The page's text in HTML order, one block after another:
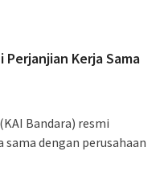
Kerja Sama
Bandara) resmi
dengan perusahaan